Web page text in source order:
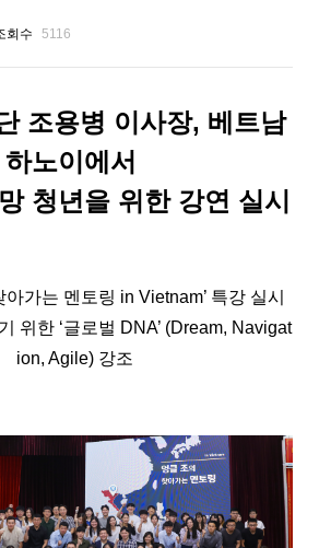
회수 5116
조용병 이사장, 베트남
하노이에서
청년을 위한 강연 실시
가는 멘토링 in Vietnam’ 특강 실시
위한 ‘글로벌 DNA’ (Dream, Navigat
ion, Agile) 강조